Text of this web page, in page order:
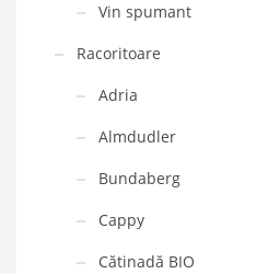
Vin spumant
Racoritoare
Adria
Almdudler
Bundaberg
Cappy
Cătinadă BIO